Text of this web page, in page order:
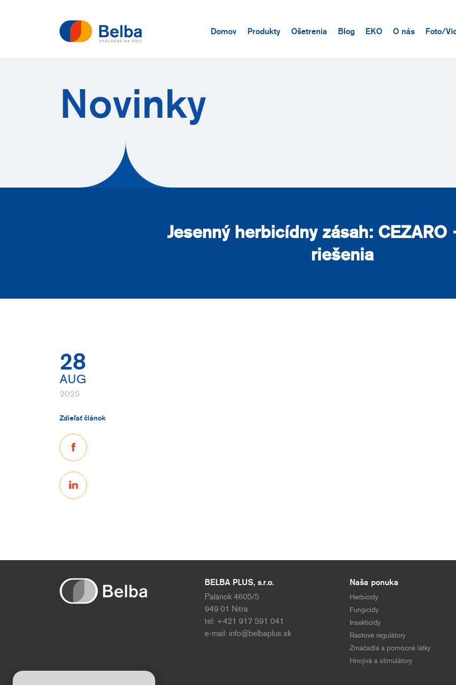
Domov Produkty Ošetrenia Blog EKO O nás Foto/
Novinky
Jesenný herbicídny zásah:
riešenia
28
AUG
2025
Zdieľať článok
BELBA PLUS, s.r.o.
Palánok 4605/5
949 01 Nitra
tel: +421 917 591 041
e-mail: info@belbaplus.sk
Naša ponuka
Herbicídy
Fungicídy
Insekticídy
Rastové regulátory
Zmáčadlá a pomocné látky
Hnojivá a stimulátory